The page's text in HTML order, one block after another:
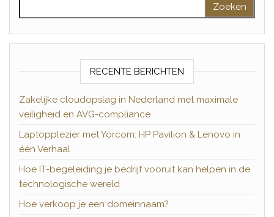
RECENTE BERICHTEN
Zakelijke cloudopslag in Nederland met maximale
veiligheid en AVG-compliance
Laptopplezier met Yorcom: HP Pavilion & Lenovo in
één Verhaal
Hoe IT-begeleiding je bedrijf vooruit kan helpen in de
technologische wereld
Hoe verkoop je een domeinnaam?